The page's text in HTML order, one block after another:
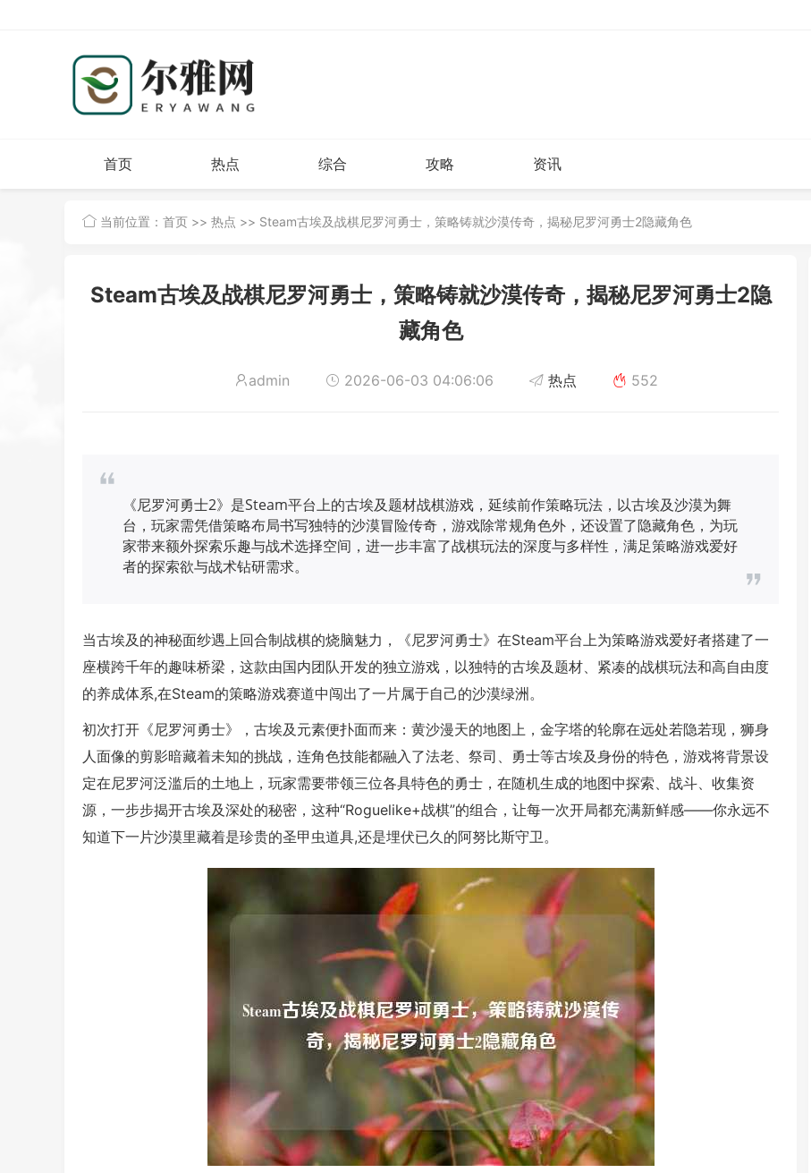
首页 热点 综合 攻略 资讯
当前位置： 首页 >> 热点 >> Steam古埃及战棋尼罗河勇士，策略铸就沙漠传奇，揭秘尼罗河勇士2隐藏角色
Steam古埃及战棋尼罗河勇士，策略铸就沙漠传奇，揭秘尼罗河勇士2隐
藏角色
admin 2026-06-03 04:06:06 热点 552
《尼罗河勇士2》是Steam平台上的古埃及题材战棋游戏，延续前作策略玩法，以古埃及沙漠为舞
台，玩家需凭借策略布局书写独特的沙漠冒险传奇，游戏除常规角色外，还设置了隐藏角色，为玩
家带来额外探索乐趣与战术选择空间，进一步丰富了战棋玩法的深度与多样性，满足策略游戏爱好
者的探索欲与战术钻研需求。
当古埃及的神秘面纱遇上回合制战棋的烧脑魅力，《尼罗河勇士》在Steam平台上为策略游戏爱好者搭建了一
座横跨千年的趣味桥梁，这款由国内团队开发的独立游戏，以独特的古埃及题材、紧凑的战棋玩法和高自由度
的养成体系,在Steam的策略游戏赛道中闯出了一片属于自己的沙漠绿洲。
初次打开《尼罗河勇士》，古埃及元素便扑面而来：黄沙漫天的地图上，金字塔的轮廓在远处若隐若现，狮身
人面像的剪影暗藏着未知的挑战，连角色技能都融入了法老、祭司、勇士等古埃及身份的特色，游戏将背景设
定在尼罗河泛滥后的土地上，玩家需要带领三位各具特色的勇士，在随机生成的地图中探索、战斗、收集资
源，一步步揭开古埃及深处的秘密，这种“Roguelike+战棋”的组合，让每一次开局都充满新鲜感——你永远不
知道下一片沙漠里藏着是珍贵的圣甲虫道具,还是埋伏已久的阿努比斯守卫。